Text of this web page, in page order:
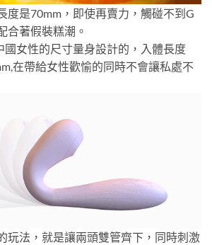
是70mm，即使再賣力，觸碰不到G
合著假裝糕潮。
國女性的尺寸量身設計的，入體長度
在帶給女性歡愉的同時不會讓私處不
法，就是讓兩頭雙管齊下，同時刺激